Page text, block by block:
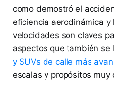
como demostró el
eficiencia aerodinámica
velocidades son claves
aspectos que también se
y SUVs de calle más
escalas y propósitos muy